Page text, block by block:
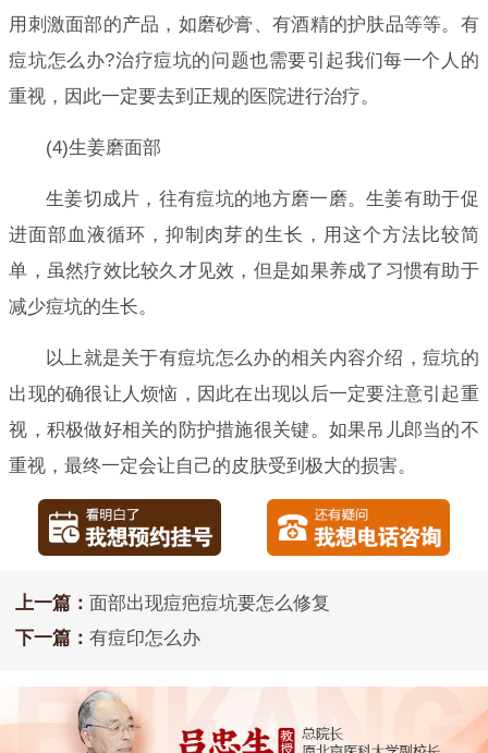
用刺激面部的产品，如磨砂膏、有酒精的护肤品等等。有
痘坑怎么办?治疗痘坑的问题也需要引起我们每一个人的
重视，因此一定要去到正规的医院进行治疗。
(4)生姜磨面部
生姜切成片，往有痘坑的地方磨一磨。生姜有助于促
进面部血液循环，抑制肉芽的生长，用这个方法比较简
单，虽然疗效比较久才见效，但是如果养成了习惯有助于
减少痘坑的生长。
以上就是关于有痘坑怎么办的相关内容介绍，痘坑的
出现的确很让人烦恼，因此在出现以后一定要注意引起重
视，积极做好相关的防护措施很关键。如果吊儿郎当的不
重视，最终一定会让自己的皮肤受到极大的损害。
上一篇： 面部出现痘疤痘坑要怎么修复
下一篇： 有痘印怎么办